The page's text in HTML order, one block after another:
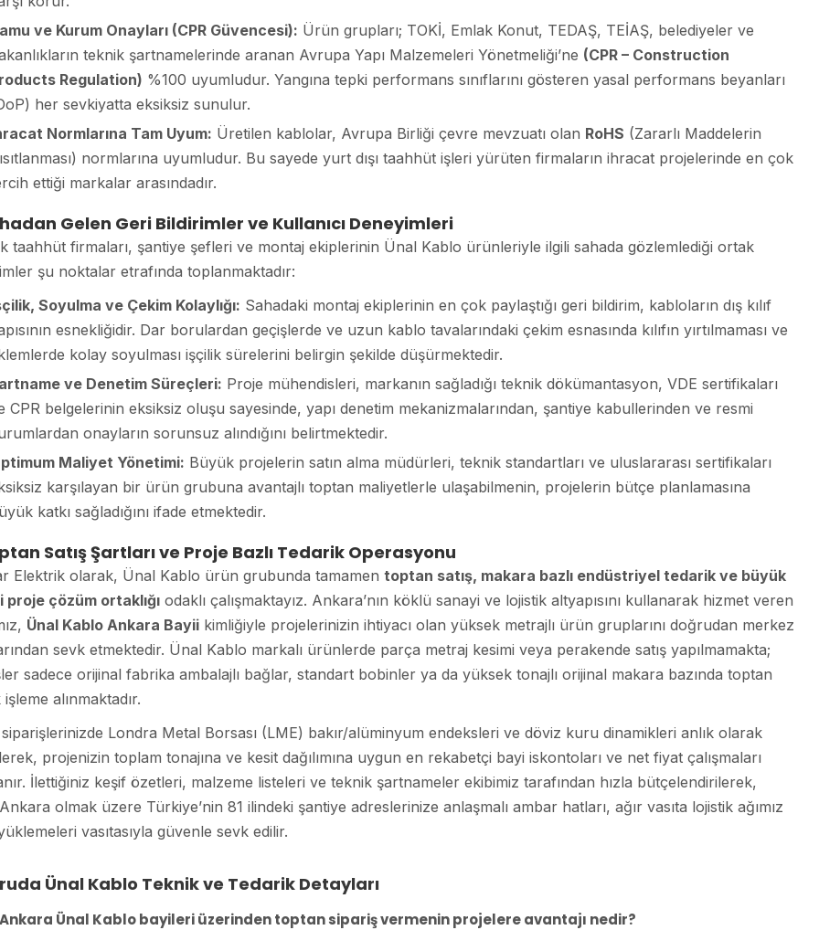
ve Kurum Onayları (CPR Güvencesi): Ürün grupları; TOKİ, Emlak Konut, TEDAŞ, TEİAŞ, belediyeler ve
teknik şartnamelerinde aranan Avrupa Yapı Malzemeleri Yönetmeliği’ne (CPR – Construction
Regulation) %100 uyumludur. Yangına tepki performans sınıflarını gösteren yasal performans beyanları
her sevkiyatta eksiksiz sunulur.
Normlarına Tam Uyum: Üretilen kablolar, Avrupa Birliği çevre mevzuatı olan RoHS (Zararlı Maddelerin
normlarına uyumludur. Bu sayede yurt dışı taahhüt işleri yürüten firmaların ihracat projelerinde en çok
ettiği markalar arasındadır.
Gelen Geri Bildirimler ve Kullanıcı Deneyimleri
taahhüt firmaları, şantiye şefleri ve montaj ekiplerinin Ünal Kablo ürünleriyle ilgili sahada gözlemlediği ortak
şu noktalar etrafında toplanmaktadır:
Soyulma ve Çekim Kolaylığı: Sahadaki montaj ekiplerinin en çok paylaştığı geri bildirim, kabloların dış kılıf
esnekliğidir. Dar borulardan geçişlerde ve uzun kablo tavalarındaki çekim esnasında kılıfın yırtılmaması ve
kolay soyulması işçilik sürelerini belirgin şekilde düşürmektedir.
ve Denetim Süreçleri: Proje mühendisleri, markanın sağladığı teknik dökümantasyon, VDE sertifikaları
CPR belgelerinin eksiksiz oluşu sayesinde, yapı denetim mekanizmalarından, şantiye kabullerinden ve resmi
onayların sorunsuz alındığını belirtmektedir.
Maliyet Yönetimi: Büyük projelerin satın alma müdürleri, teknik standartları ve uluslararası sertifikaları
karşılayan bir ürün grubuna avantajlı toptan maliyetlerle ulaşabilmenin, projelerin bütçe planlamasına
katkı sağladığını ifade etmektedir.
Satış Şartları ve Proje Bazlı Tedarik Operasyonu
Elektrik olarak, Ünal Kablo ürün grubunda tamamen toptan satış, makara bazlı endüstriyel tedarik ve büyük
proje çözüm ortaklığıodaklı çalışmaktayız. Ankara’nın köklü sanayi ve lojistik altyapısını kullanarak hizmet veren
Ünal Kablo Ankara Bayiikimliğiyle projelerinizin ihtiyacı olan yüksek metrajlı ürün gruplarını doğrudan merkez
sevk etmektedir. Ünal Kablo markalı ürünlerde parça metraj kesimi veya perakende satış yapılmamakta;
sadece orijinal fabrika ambalajlı bağlar, standart bobinler ya da yüksek tonajlı orijinal makara bazında toptan
alınmaktadır.
Londra Metal Borsası (LME) bakır/alüminyum endeksleri ve döviz kuru dinamikleri anlık olarak
projenizin toplam tonajına ve kesit dağılımına uygun en rekabetçi bayi iskontoları ve net fiyat çalışmaları
İlettiğiniz keşif özetleri, malzeme listeleri ve teknik şartnameler ekibimiz tarafından hızla bütçelendirilerek,
olmak üzere Türkiye’nin 81 ilindeki şantiye adreslerinize anlaşmalı ambar hatları, ağır vasıta lojistik ağımız
vasıtasıyla güvenle sevk edilir.
Ünal Kablo Teknik ve Tedarik Detayları
Ankara Ünal Kablo bayileri üzerinden toptan sipariş vermenin projelere avantajı nedir?